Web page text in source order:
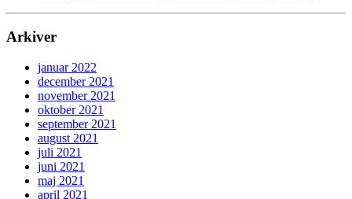
Arkiver
januar 2022
december 2021
november 2021
oktober 2021
september 2021
august 2021
juli 2021
juni 2021
maj 2021
april 2021